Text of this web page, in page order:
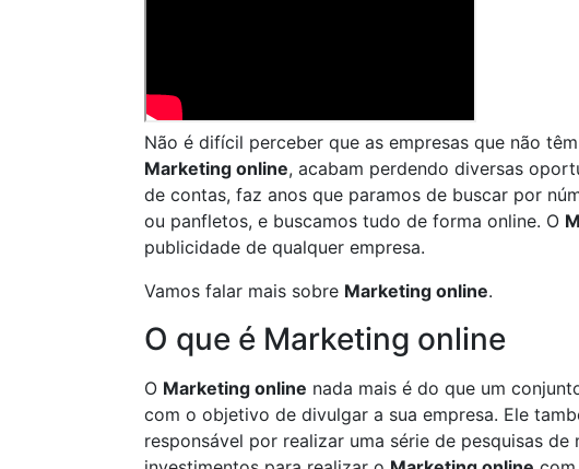
Não é difícil perceber que as empresas que não
Marketing online, acabam perdendo diversas
de contas, faz anos que paramos de buscar por
ou panfletos, e buscamos tudo de forma online. O
publicidade de qualquer empresa.
Vamos falar mais sobre Marketing online.
O que é Marketing online
O Marketing online nada mais é do que um
com o objetivo de divulgar a sua empresa. Ele
responsável por realizar uma série de pesquisas